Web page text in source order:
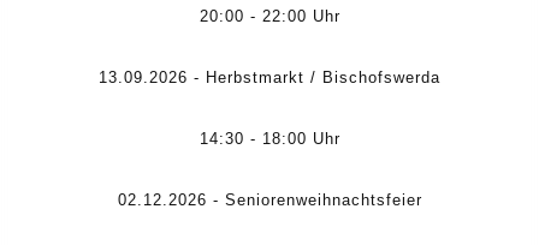
20:00 - 22:00 Uhr
13.09.2026 - Herbstmarkt / Bischofswerda
14:30 - 18:00 Uhr
02.12.2026 - Seniorenweihnachtsfeier